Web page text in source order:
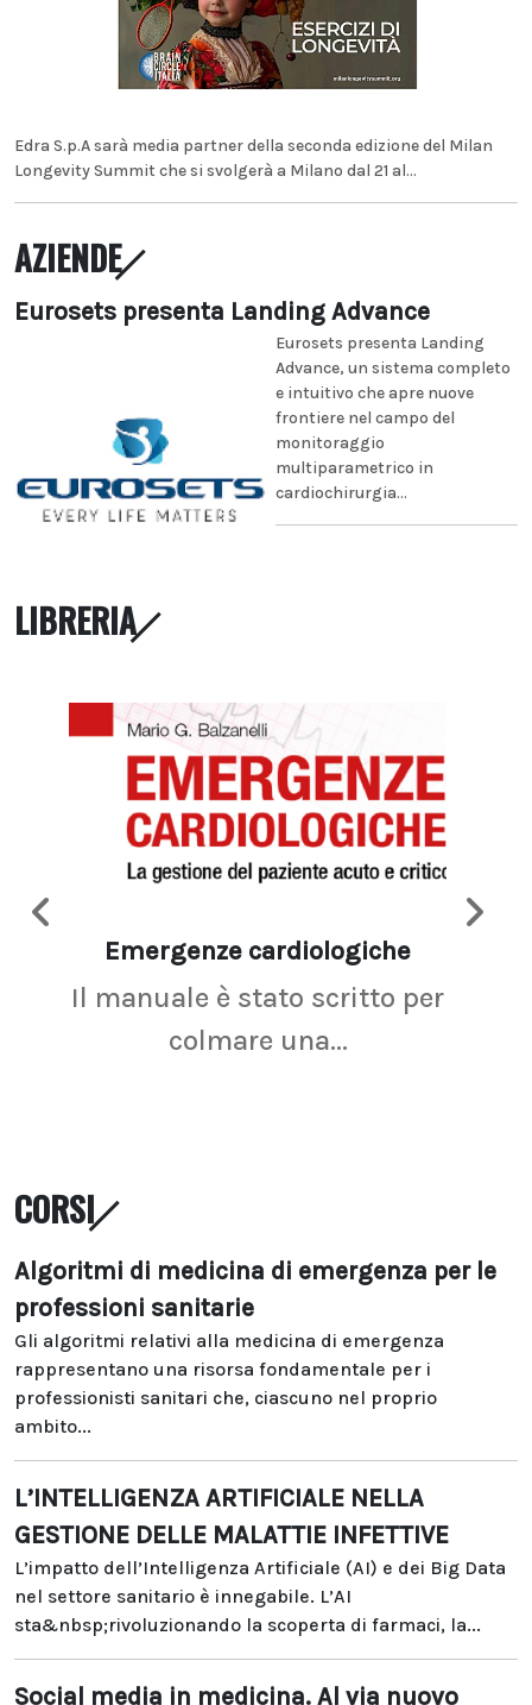
Edra S.p.A sarà media partner della seconda edizione del Milan
Longevity Summit che si svolgerà a Milano dal 21 al...
AZIENDE
Eurosets presenta Landing Advance
Eurosets presenta Landing
Advance, un sistema completo
e intuitivo che apre nuove
frontiere nel campo del
monitoraggio
multiparametrico in
cardiochirurgia...
LIBRERIA
Emergenze cardiologiche
Il manuale è stato scritto per
colmare una...
CORSI
Algoritmi di medicina di emergenza per le
professioni sanitarie
Gli algoritmi relativi alla medicina di emergenza
rappresentano una risorsa fondamentale per i
professionisti sanitari che, ciascuno nel proprio
ambito...
L’INTELLIGENZA ARTIFICIALE NELLA
GESTIONE DELLE MALATTIE INFETTIVE
L’impatto dell’Intelligenza Artificiale (AI) e dei Big Data
nel settore sanitario è innegabile. L’AI
sta&nbsp;rivoluzionando la scoperta di farmaci, la...
Social media in medicina. Al via nuovo